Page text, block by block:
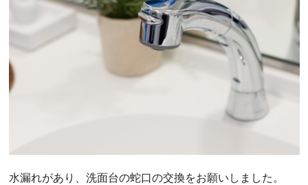
水漏れがあり、洗面台の蛇口の交換をお願いしました。